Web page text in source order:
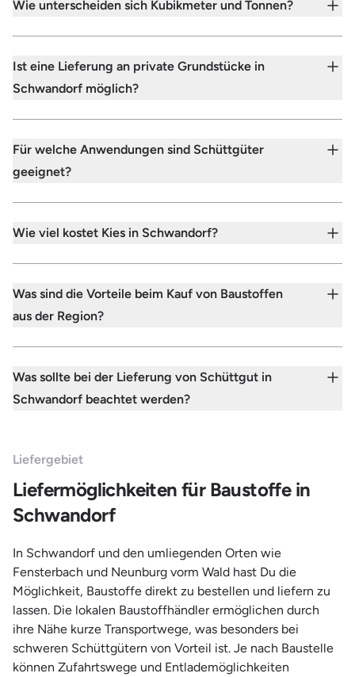
Wie unterscheiden sich Kubikmeter und Tonnen?
Ist eine Lieferung an private Grundstücke in
Schwandorf möglich?
Für welche Anwendungen sind Schüttgüter
geeignet?
Wie viel kostet Kies in Schwandorf?
Was sind die Vorteile beim Kauf von Baustoffen
aus der Region?
Was sollte bei der Lieferung von Schüttgut in
Schwandorf beachtet werden?
Liefergebiet
Liefermöglichkeiten für Baustoffe in
Schwandorf
In Schwandorf und den umliegenden Orten wie
Fensterbach und Neunburg vorm Wald hast Du die
Möglichkeit, Baustoffe direkt zu bestellen und liefern zu
lassen. Die lokalen Baustoffhändler ermöglichen durch
ihre Nähe kurze Transportwege, was besonders bei
schweren Schüttgütern von Vorteil ist. Je nach Baustelle
können Zufahrtswege und Entlademöglichkeiten